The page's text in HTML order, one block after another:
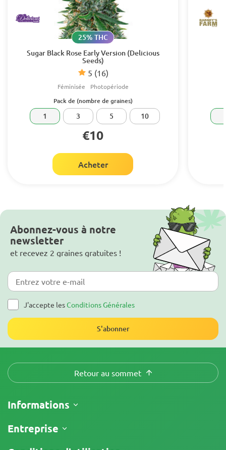
Sugar Black Rose Early Version (Delicious
Seeds)
5 (16)
25% THC
Féminisée Photopériode
Pack de (nombre de graines)
1 3 5 10
€10
Acheter
Abonnez-vous à notre
newsletter
et recevez 2 graines gratuites !
J'accepte lesConditions Générales
S'abonner
Retour au sommet
Informations
Expédition
Entreprise